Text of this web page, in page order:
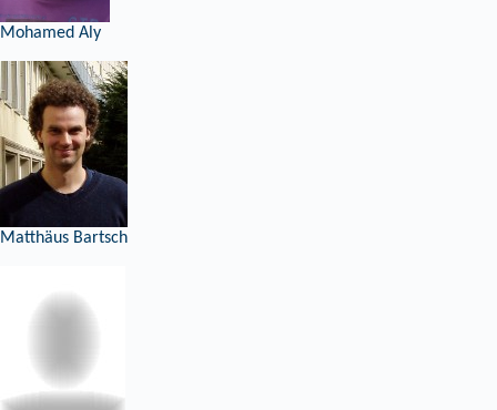
Mohamed Aly
Matthäus Bartsch